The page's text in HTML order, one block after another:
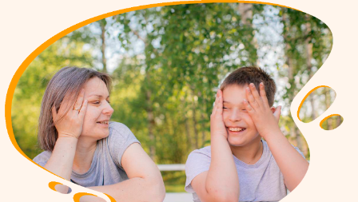
Диагноз не мешает Сереже быть
улыбчивым и очень активным,
подвижным ребенком. Как говорят
родители, его нельзя оставить и на
минуту. Правда, он никогда не
будет один — с ним его ангел Лиза.
Помочь
Илья Мальцев и сила